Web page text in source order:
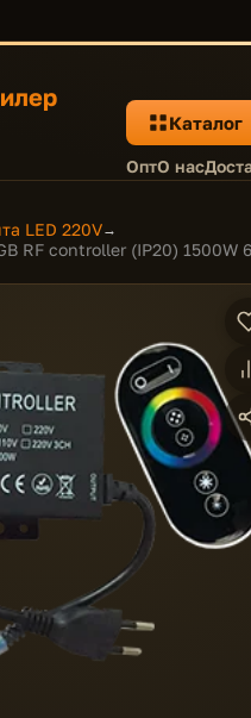
Каталог
ОптО нас
LED 220V→
RF controller (IP20)